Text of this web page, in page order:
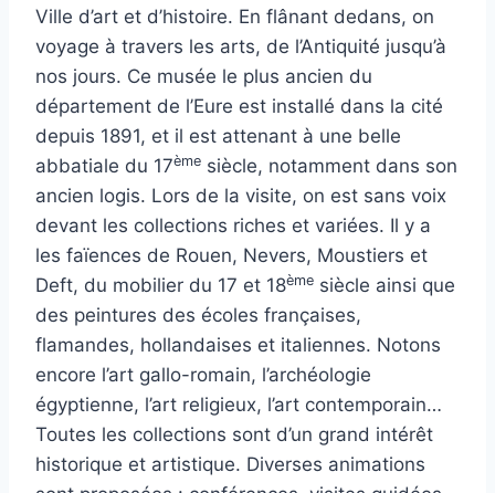
Ville d’art et d’histoire. En flânant dedans, on
voyage à travers les arts, de l’Antiquité jusqu’à
nos jours. Ce musée le plus ancien du
département de l’Eure est installé dans la cité
depuis 1891, et il est attenant à une belle
abbatiale du 17ème siècle, notamment dans son
ancien logis. Lors de la visite, on est sans voix
devant les collections riches et variées. Il y a
les faïences de Rouen, Nevers, Moustiers et
Deft, du mobilier du 17 et 18ème siècle ainsi que
des peintures des écoles françaises,
flamandes, hollandaises et italiennes. Notons
encore l’art gallo-romain, l’archéologie
égyptienne, l’art religieux, l’art contemporain…
Toutes les collections sont d’un grand intérêt
historique et artistique. Diverses animations